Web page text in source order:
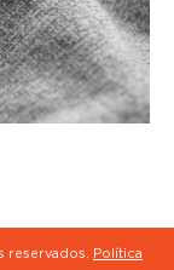
reservados. Política